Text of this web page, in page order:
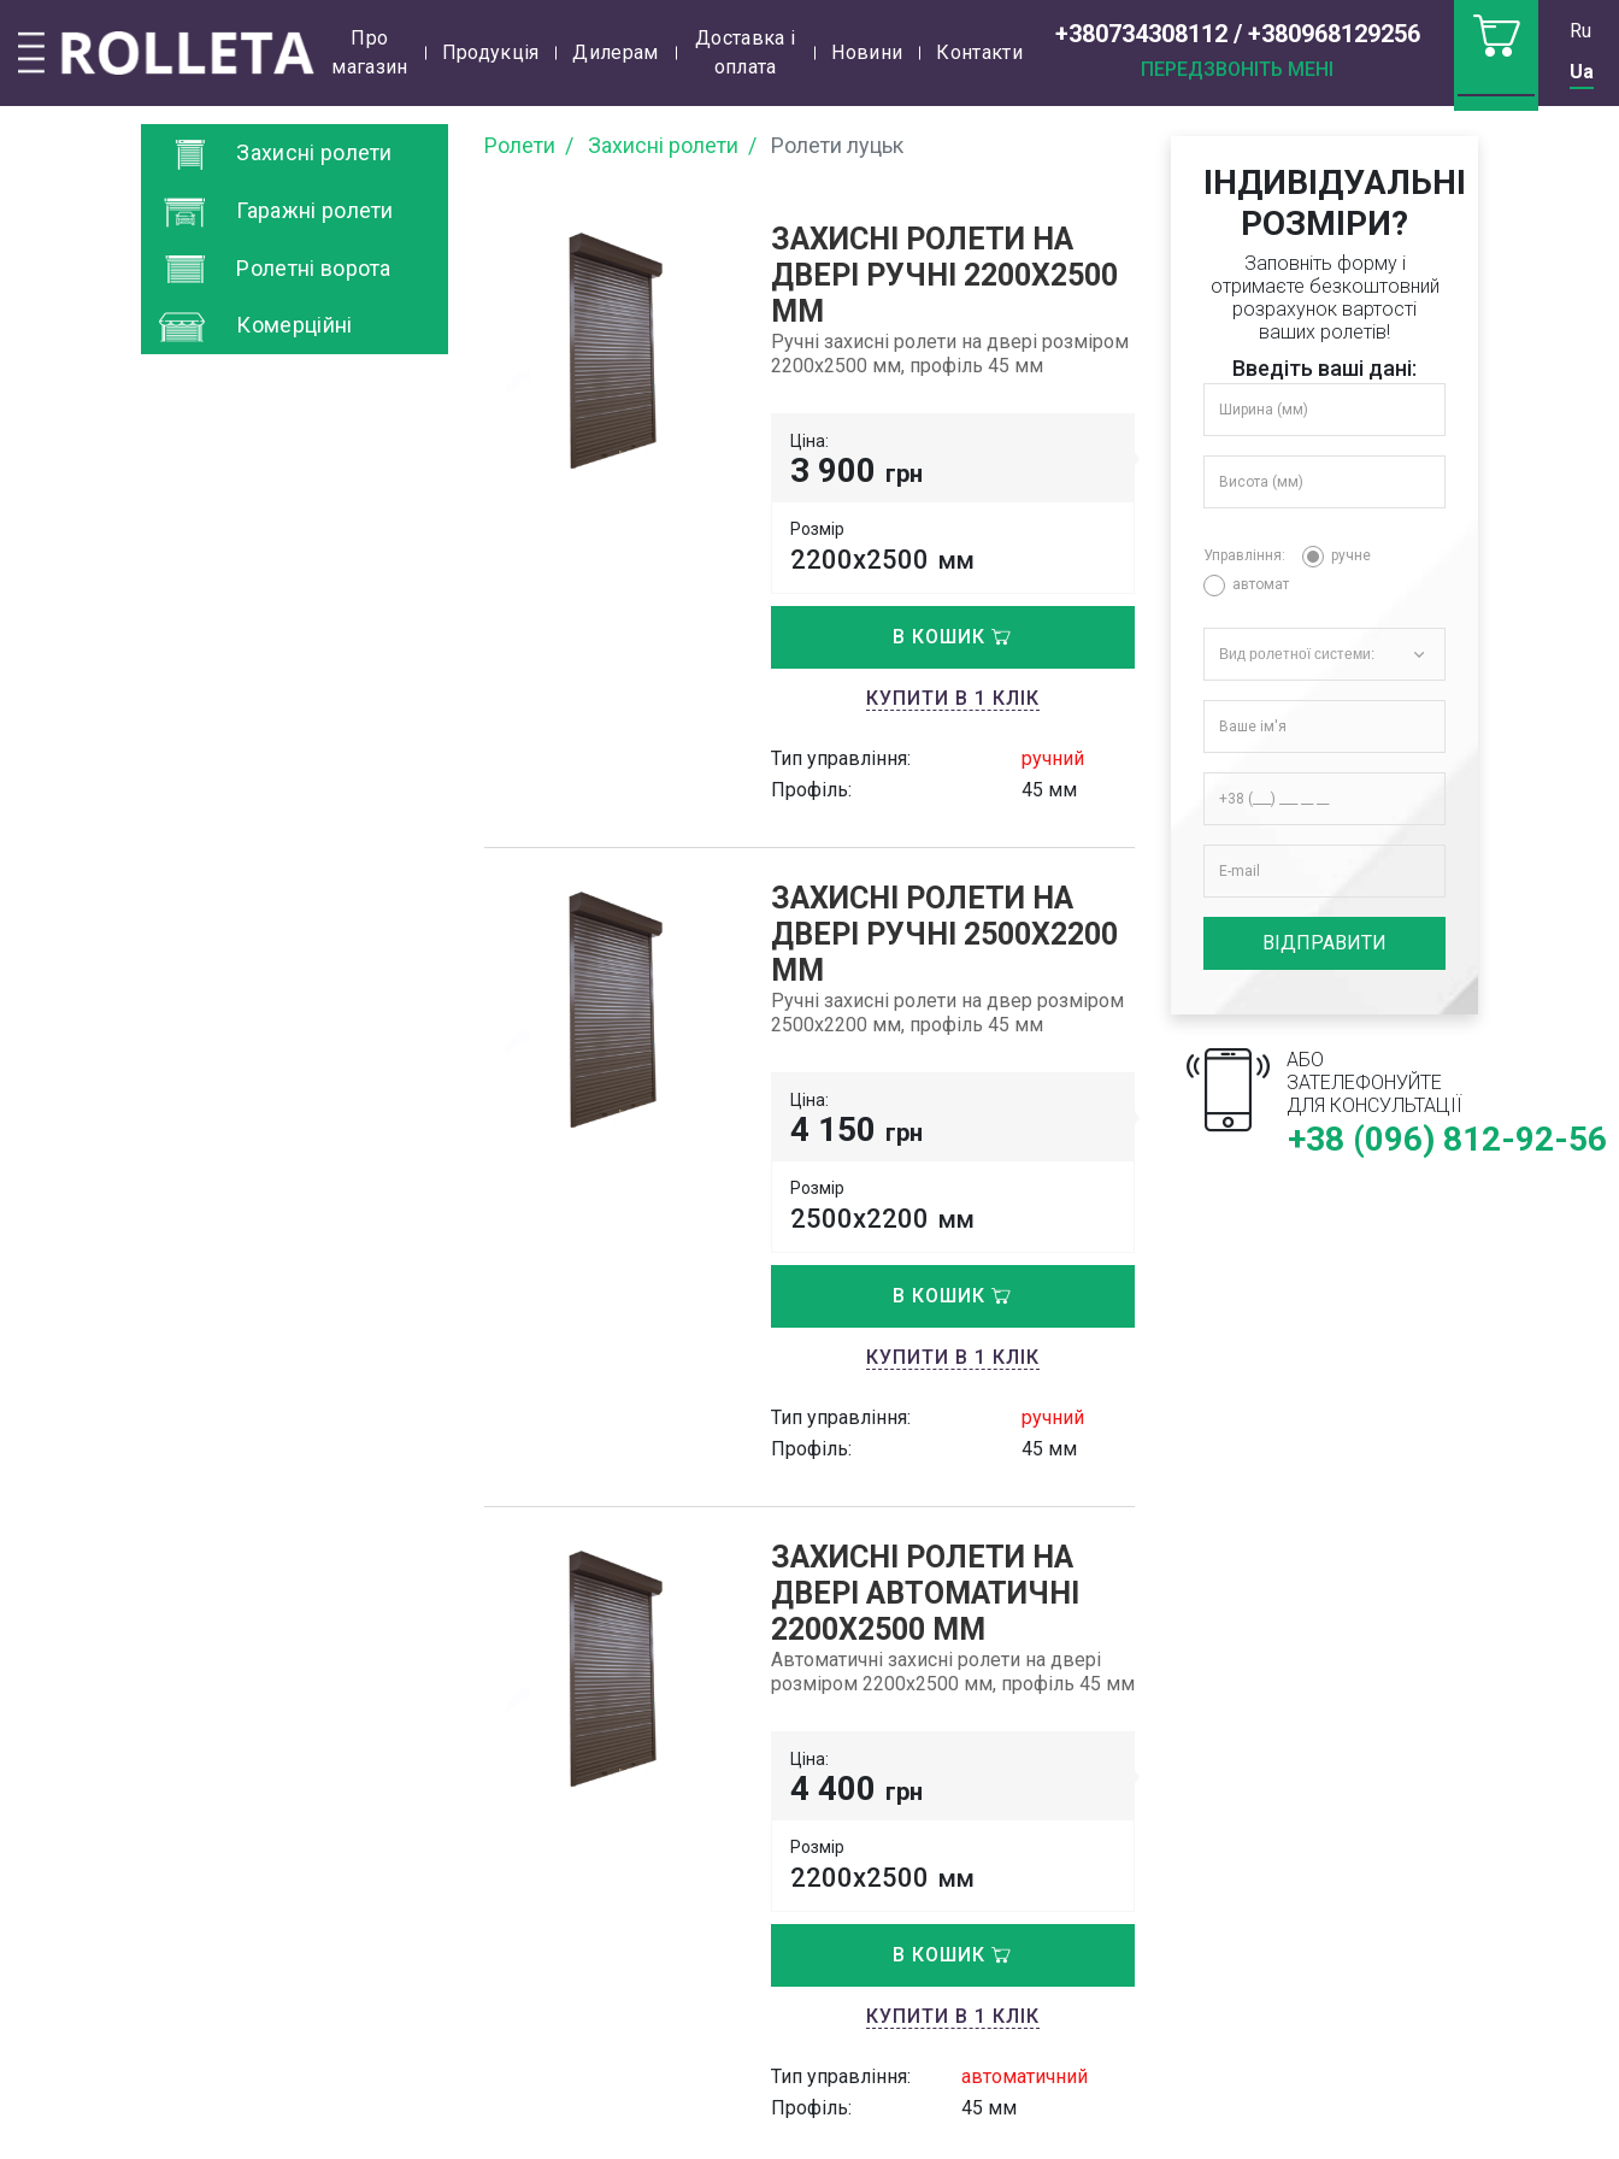
Про
магазин
Продукція Дилерам
Доставка і
оплата
Новини Контакти
+380734308112 / +380968129256
ПЕРЕДЗВОНІТЬ МЕНІ
Ru
Ua
Захисні ролети
Гаражні ролети
Ролетні ворота
Комерційні
Ролети Захисні ролети Ролети луцьк
ЗАХИСНІ РОЛЕТИ НА
ДВЕРІ РУЧНІ 2200Х2500
ММ
Ручні захисні ролети на двері розміром
2200х2500 мм, профіль 45 мм
Ціна:
3 900 грн
Розмір
2200х2500 мм
В КОШИК
КУПИТИ В 1 КЛІК
Тип управління:
ручний
Профіль:
45 мм
ЗАХИСНІ РОЛЕТИ НА
ДВЕРІ РУЧНІ 2500Х2200
ММ
Ручні захисні ролети на двер розміром
2500х2200 мм, профіль 45 мм
Ціна:
4 150 грн
Розмір
2500х2200 мм
В КОШИК
КУПИТИ В 1 КЛІК
Тип управління:
ручний
Профіль:
45 мм
ЗАХИСНІ РОЛЕТИ НА
ДВЕРІ АВТОМАТИЧНІ
2200Х2500 ММ
Автоматичні захисні ролети на двері
розміром 2200х2500 мм, профіль 45 мм
Ціна:
4 400 грн
Розмір
2200х2500 мм
В КОШИК
КУПИТИ В 1 КЛІК
Тип управління:
автоматичний
Профіль:
45 мм
ІНДИВІДУАЛЬНІ
РОЗМІРИ?
Заповніть форму і
отримаєте безкоштовний
розрахунок вартості
ваших ролетів!
Введіть ваші дані:
Управління:
ручне
автомат
Вид ролетної системи:
ВІДПРАВИТИ
АБО
ЗАТЕЛЕФОНУЙТЕ
ДЛЯ КОНСУЛЬТАЦІЇ
+38 (096) 812-92-56